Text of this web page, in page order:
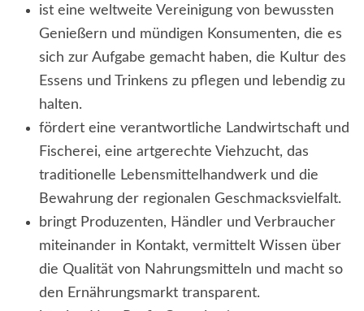
ist eine weltweite Vereinigung von bewussten
Genießern und mündigen Konsumenten, die es
sich zur Aufgabe gemacht haben, die Kultur des
Essens und Trinkens zu pflegen und lebendig zu
halten.
fördert eine verantwortliche Landwirtschaft und
Fischerei, eine artgerechte Viehzucht, das
traditionelle Lebensmittelhandwerk und die
Bewahrung der regionalen Geschmacksvielfalt.
bringt Produzenten, Händler und Verbraucher
miteinander in Kontakt, vermittelt Wissen über
die Qualität von Nahrungsmitteln und macht so
den Ernährungsmarkt transparent.